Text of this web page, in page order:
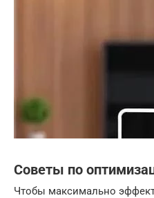
Советы по
Чтобы максимально